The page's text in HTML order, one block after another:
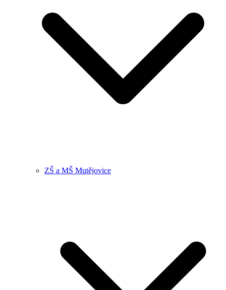
ZŠ a MŠ Mutějovice